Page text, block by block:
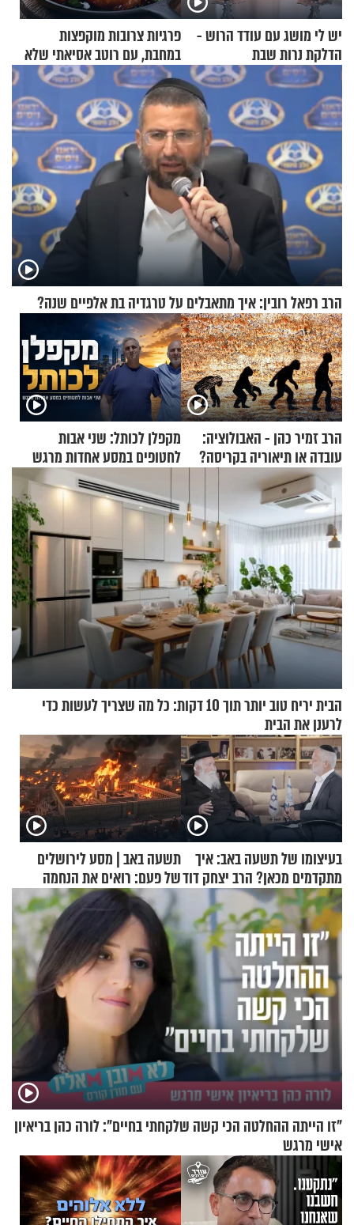
יש לי מושג עם עודד הרוש -
הדלקת נרות שבת
פרגיות צרובות מוקפצות
במחבת, עם רוטב אסיאתי שלא
יישכח במהרה
הרב רפאל רובין: איך מתאבלים על טרגדיה בת אלפיים שנה?
הרב זמיר כהן - האבולוציה:
עובדה או תיאוריה בקריסה?
מקפלן לכותל: שני אבות
לחטופים במסע אחדות מרגש
הבית יריח טוב יותר תוך 10 דקות: כל מה שצריך לעשות כדי
לרענן את הבית
בעיצומו של תשעה באב: איך
מתקדמים מכאן? הרב יצחק דוד
גרוסמן בשיחה מיוחדת
תשעה באב | מסע לירושלים
של פעם: רואים את הנחמה
"זו הייתה ההחלטה הכי קשה שלקחתי בחיים": לורה כהן בריאיון
אישי מרגש